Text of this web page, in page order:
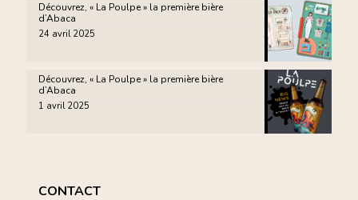
Découvrez, « La Poulpe » la première bière
d’Abaca
24 avril 2025
Découvrez, « La Poulpe » la première bière
d’Abaca
1 avril 2025
CONTACT